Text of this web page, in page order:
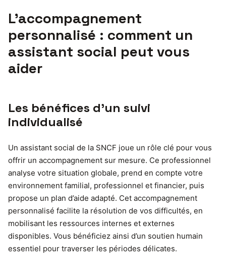
L’accompagnement
personnalisé : comment un
assistant social peut vous
aider
Les bénéfices d’un suivi
individualisé
Un assistant social de la SNCF joue un rôle clé pour vous
offrir un accompagnement sur mesure. Ce professionnel
analyse votre situation globale, prend en compte votre
environnement familial, professionnel et financier, puis
propose un plan d’aide adapté. Cet accompagnement
personnalisé facilite la résolution de vos difficultés, en
mobilisant les ressources internes et externes
disponibles. Vous bénéficiez ainsi d’un soutien humain
essentiel pour traverser les périodes délicates.